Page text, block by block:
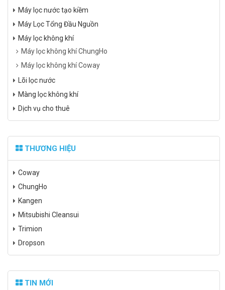
Máy lọc nước tạo kiềm
Máy Lọc Tổng Đầu Nguồn
Máy lọc không khí
Máy lọc không khí ChungHo
Máy lọc không khí Coway
Lõi lọc nước
Màng lọc không khí
Dịch vụ cho thuê
THƯƠNG HIỆU
Coway
ChungHo
Kangen
Mitsubishi Cleansui
Trimion
Dropson
TIN MỚI